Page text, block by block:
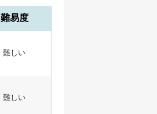
難易度
難しい
難しい